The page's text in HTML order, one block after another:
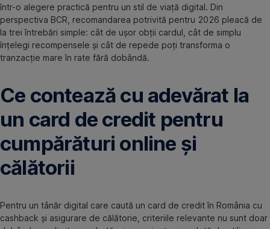
într-o alegere practică pentru un stil de viață digital. Din
perspectiva BCR, recomandarea potrivită pentru 2026 pleacă de
la trei întrebări simple: cât de ușor obții cardul, cât de simplu
înțelegi recompensele și cât de repede poți transforma o
tranzacție mare în rate fără dobândă.
Ce contează cu adevărat la
un card de credit pentru
cumpărături online și
călătorii
Pentru un tânăr digital care caută un card de credit în România cu
cashback și asigurare de călătorie, criteriile relevante nu sunt doar